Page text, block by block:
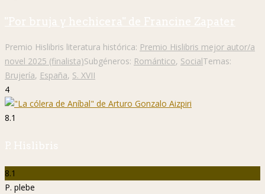
"Por bruja y hechicera" de Francine Zapater
Premio Hislibris literatura histórica: Premio Hislibris mejor autor/a
novel 2025 (finalista)Subgéneros: Romántico, SocialTemas:
Brujería, España, S. XVII
4
8.1
P. Hislibris
8.1
P. plebe